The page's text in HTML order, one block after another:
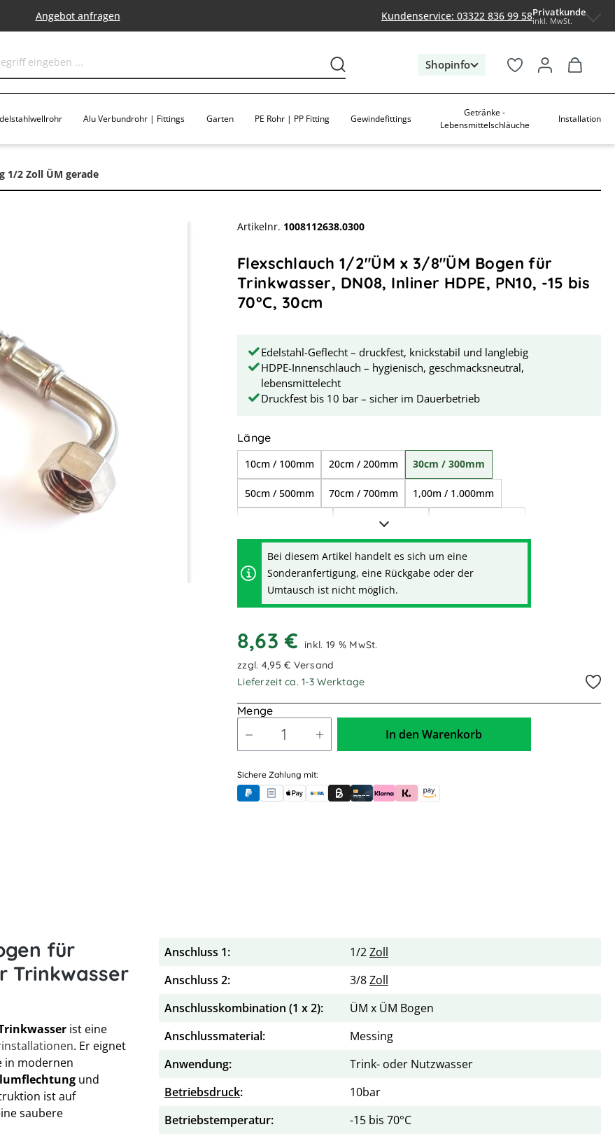
Angebot anfragen Kundenservice: 03322 836 99 58Privatkunde
inkl. MwSt.
Shopinfo
Alu Verbundrohr | Fittings Garten PE Rohr | PP Fitting Gewindefittings
Getränke -
Lebensmittelschläuche
Installation
1/2 Zoll ÜM gerade
Artikelnr. 1008112638.0300
Flexschlauch 1/2"ÜM x 3/8"ÜM Bogen für
Trinkwasser, DN08, Inliner HDPE, PN10, -15 bis
70°C, 30cm
Edelstahl-Geflecht – druckfest, knickstabil und langlebig
HDPE-Innenschlauch – hygienisch, geschmacksneutral,
lebensmittelecht
Druckfest bis 10 bar – sicher im Dauerbetrieb
Längeauswählen
10cm / 100mm 20cm / 200mm 30cm / 300mm
50cm / 500mm 70cm / 700mm 1,00m / 1.000mm
2,00m / 2.000mm
3,50m / 3.500mm
Bei diesem Artikel handelt es sich um eine
Sonderanfertigung, eine Rückgabe oder der
Umtausch ist nicht möglich.
8,63 €
inkl. 19 % MwSt.
zzgl. 4,95 € Versand
Lieferzeit ca. 1-3 Werktage
Menge
In den Warenkorb
Sichere Zahlung mit:
PayPalRechnungskauf (für Behörden)
Apple PayBanküberweisung (vorab)
Rechnungskauf (Billie)
Kreditkarte
Rechnung oder Ratenkauf (Klarna)
Sofortüberweisung (Klarna)
Amazon Pay
für
Trinkwasser
ist eine
. Er eignet
in modernen
und
ist auf
saubere
Anschluss 1: 1/2Zoll
Anschluss 2:
3/8Zoll
Anschlusskombination (1 x 2):
ÜM x ÜM Bogen
Anschlussmaterial:
Messing
Anwendung:
Trink- oder Nutzwasser
Betriebsdruck:
10bar
Betriebstemperatur:
-15 bis 70°C